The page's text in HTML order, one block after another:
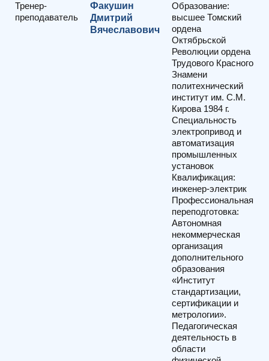
Тренер-
преподаватель
Факушин
Дмитрий
Вячеславович
Образование:
высшее Томский
ордена
Октябрьской
Революции ордена
Трудового Красного
Знамени
политехнический
институт им. С.М.
Кирова 1984 г.
Специальность
электропривод и
автоматизация
промышленных
установок
Квалификация:
инженер-электрик
Профессиональная
переподготовка:
Автономная
некоммерческая
организация
дополнительного
образования
«Институт
стандартизации,
сертификации и
метрологии».
Педагогическая
деятельность в
области